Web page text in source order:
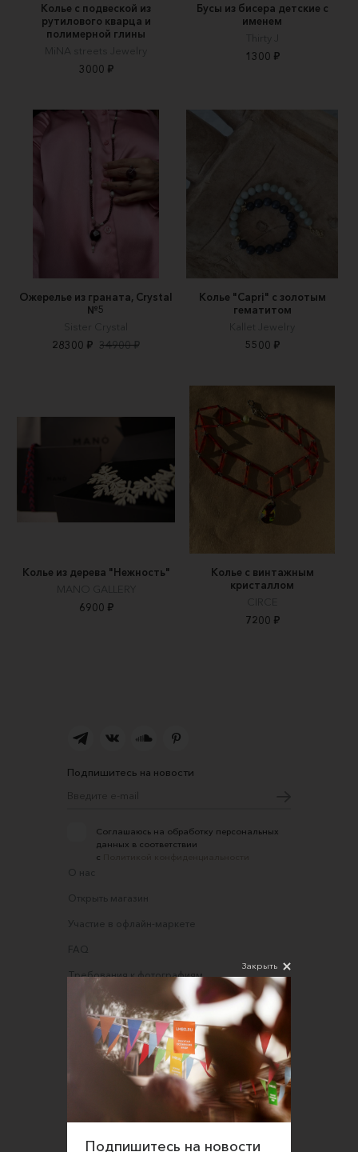
Колье с подвеской из
рутилового кварца и
полимерной глины
MiNA streets Jewelry
3000 ₽
Бусы из бисера детские с
именем
Thirty J
1300 ₽
Ожерелье из граната, Crystal
№5
Sister Crystal
28300 ₽ 34900 ₽
Колье "Capri" с золотым
гематитом
Kallet Jewelry
5500 ₽
Колье из дерева "Нежность"
MANO GALLERY
6900 ₽
Колье с винтажным
кристаллом
CIRCE
7200 ₽
Подпишитесь на новости
Соглашаюсь на обработку персональных
данных в соответствии
с
О нас
Открыть магазин
Участие в офлайн-маркете
FAQ
Требования к фотографиям
Обратная связь
Соглашение об оказании услуг
Правила сайта
Оферта для продавцов
Оферта для покупателей
Закрыть
Подпишитесь на новости